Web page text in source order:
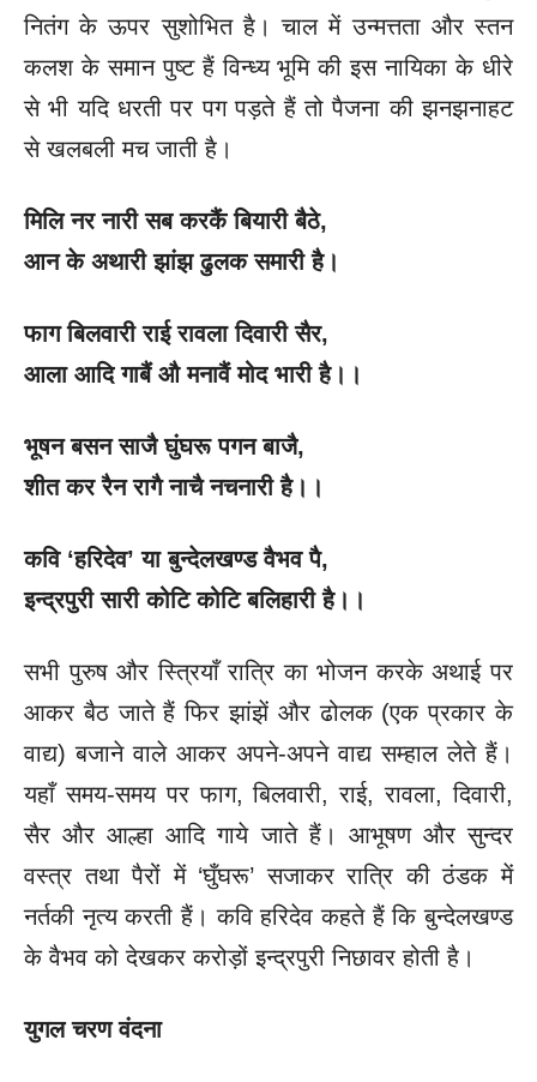
नितंग के ऊपर सुशोभित है। चाल में उन्मत्तता और स्तन
कलश के समान पुष्ट हैं विन्ध्य भूमि की इस नायिका के धीरे
से भी यदि धरती पर पग पड़ते हैं तो पैजना की झनझनाहट
से खलबली मच जाती है।
मिलि नर नारी सब करकैं बियारी बैठे,
आन के अथारी झांझ ढुलक समारी है।
फाग बिलवारी राई रावला दिवारी सैर,
आला आदि गाबैं औ मनावैं मोद भारी है।।
भूषन बसन साजै घुंघरू पगन बाजै,
शीत कर रैन रागै नाचै नचनारी है।।
कवि ‘हरिदेव’ या बुन्देलखण्ड वैभव पै,
इन्द्रपुरी सारी कोटि कोटि बलिहारी है।।
सभी पुरुष और स्त्रियाँ रात्रि का भोजन करके अथाई पर
आकर बैठ जाते हैं फिर झांझें और ढोलक (एक प्रकार के
वाद्य) बजाने वाले आकर अपने-अपने वाद्य सम्हाल लेते हैं।
यहाँ समय-समय पर फाग, बिलवारी, राई, रावला, दिवारी,
सैर और आल्हा आदि गाये जाते हैं। आभूषण और सुन्दर
वस्त्र तथा पैरों में ‘घुँघरू’ सजाकर रात्रि की ठंडक में
नर्तकी नृत्य करती हैं। कवि हरिदेव कहते हैं कि बुन्देलखण्ड
के वैभव को देखकर करोड़ों इन्द्रपुरी निछावर होती है।
युगल चरण वंदना